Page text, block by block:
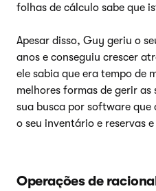
folhas de cálculo sabe que
Apesar disso, Guy geriu o
anos e conseguiu crescer
ele sabia que era tempo de
melhores formas de gerir
sua busca por software que
o seu inventário e reservas
Operações de